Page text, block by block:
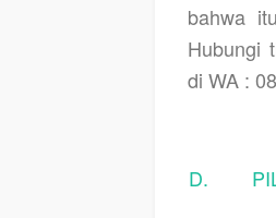
bahwa
Hubungi
di WA :
D.